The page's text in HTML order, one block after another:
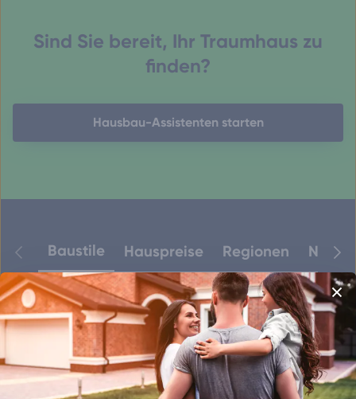
Sind Sie bereit, Ihr Traumhaus zu
finden?
Hausbau-Assistenten starten
Baustile Hauspreise Regionen
Amerikanische Häuser
Alpenländische Häuser
Bauhaus-Häuser
Betonhäuser